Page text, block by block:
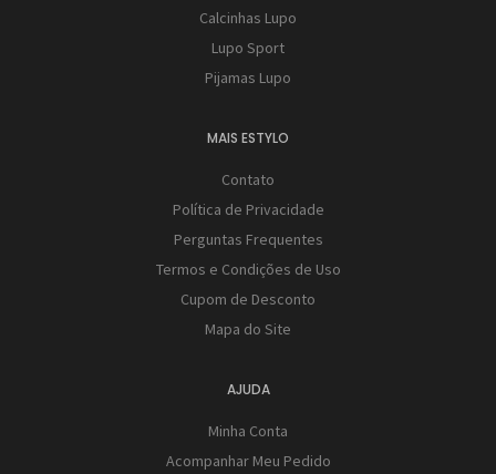
Calcinhas Lupo
Lupo Sport
Pijamas Lupo
MAIS ESTYLO
Contato
Política de Privacidade
Perguntas Frequentes
Termos e Condições de Uso
Cupom de Desconto
Mapa do Site
AJUDA
Minha Conta
Acompanhar Meu Pedido